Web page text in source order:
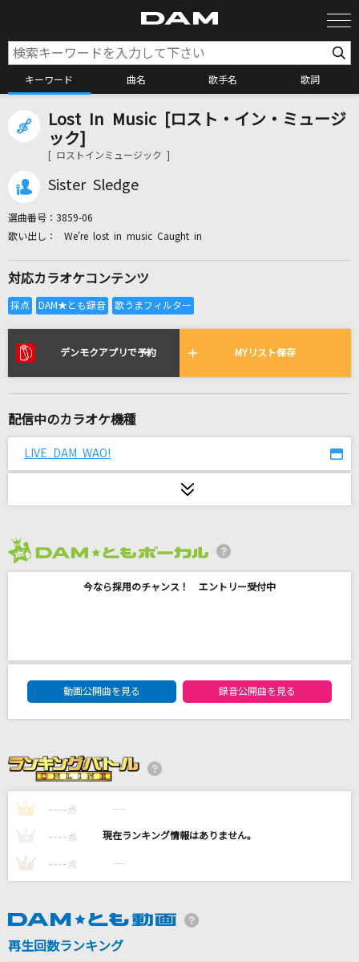
キーワード 曲名 歌手名 歌詞
カラオケ検索
カラオケリクエスト
リアルタイムで歌われている曲の一覧
[生音]太陽のKomachi Angel
[生音]Can't Take My Eyes Off You (Single Ve
SUMMER NUDE '13
燦然
SUPER BEAVER
With-you
Vaundy
KONKON Beats
逃げ水
森昌子
Lost In Music [ロスト・イン・ミュージ
ック]
[ ロストインミュージック ]
Sister Sledge
選曲番号： 3859-06
We're lost in music Caught in
対応カラオケコンテンツ
デンモクアプリで予約 MYリスト保存
配信中のカラオケ機種
LIVE DAM WAO!
今なら採用のチャンス！ エントリー受付中
DAM★ともボーカルエントリーランキング
動画公開曲を見る
録音公開曲を見る
1 ---- 点 ----
---- 点 ----
3 ---- 点 ----
再生回数ランキング